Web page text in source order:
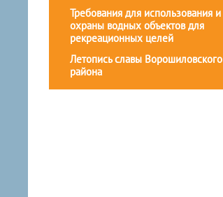
Требования для использования и
охраны водных объектов для
рекреационных целей
Летопись славы Ворошиловского
района